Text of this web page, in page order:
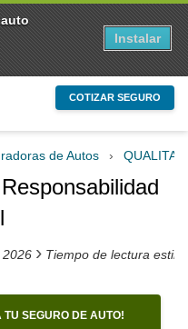
COTIZAR SEGURO
de Autos › QUALITAS
2026 › Tiempo de lectura
TU SEGURO DE AUTO!
Instalar